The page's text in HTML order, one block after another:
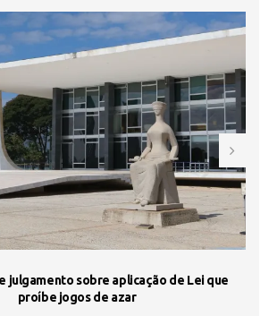
julgamento sobre aplicação de Lei que
proíbe jogos de azar